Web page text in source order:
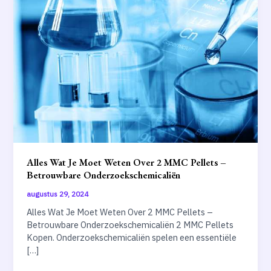
Alles Wat Je Moet Weten Over 2 MMC Pellets –
Betrouwbare Onderzoekschemicaliën
augustus 29, 2024
Alles Wat Je Moet Weten Over 2 MMC Pellets –
Betrouwbare Onderzoekschemicaliën 2 MMC Pellets
Kopen. Onderzoekschemicaliën spelen een essentiële
[…]